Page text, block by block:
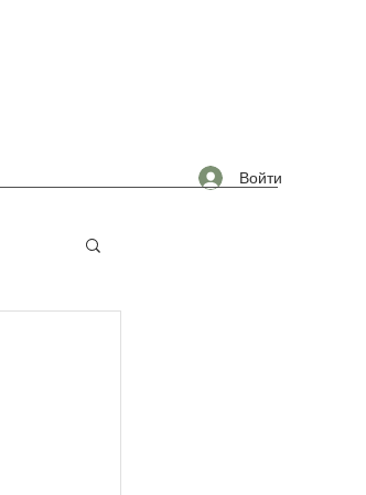
Войти